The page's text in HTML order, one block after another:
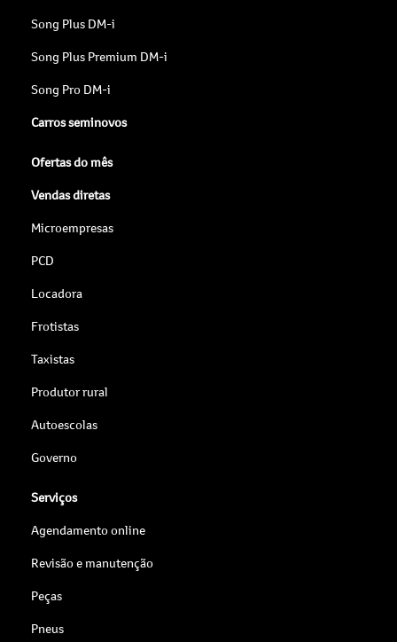
Song Plus DM-i
Song Plus Premium DM-i
Song Pro DM-i
Carros seminovos
Ofertas do mês
Vendas diretas
Microempresas
PCD
Locadora
Frotistas
Taxistas
Produtor rural
Autoescolas
Governo
Serviços
Agendamento online
Revisão e manutenção
Peças
Pneus